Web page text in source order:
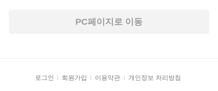
PC페이지로 이동
로그인 회원가입 이용약관 개인정보 처리방침